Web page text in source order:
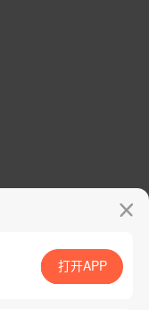
App免费看
打开APP